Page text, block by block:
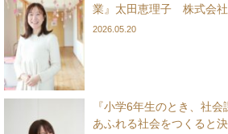
業』太田恵理子 株式会
2026.05.20
『小学6年生のとき、社
あふれる社会をつくると